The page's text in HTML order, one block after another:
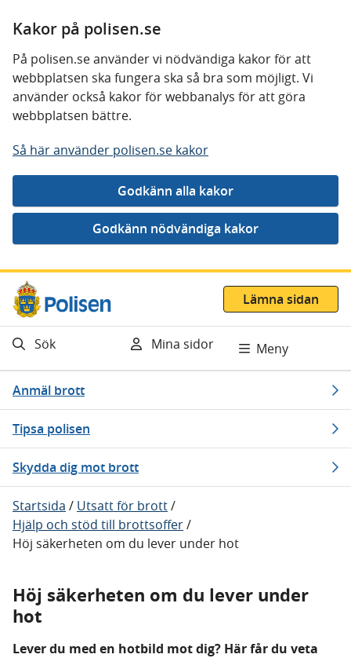
Kakor på polisen.se
På polisen.se använder vi nödvändiga kakor för att
webbplatsen ska fungera ska så bra som möjligt. Vi
använder också kakor för webbanalys för att göra
webbplatsen bättre.
Så här använder polisen.se kakor
Gå direkt till innehåll
Lämna sidan
Sök Mina sidor Meny
Anmäl brott
Tipsa polisen
Skydda dig mot brott
Startsida / Utsatt för brott/
Hjälp och stöd till brottsoffer/
Höj säkerheten om du lever under hot
Höj säkerheten om du lever under
hot
Lever du med en hotbild mot dig? Här får du veta